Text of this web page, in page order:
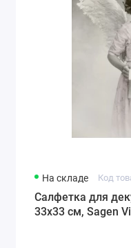
На складе Код
Салфетка для
33х33 см, Sagen